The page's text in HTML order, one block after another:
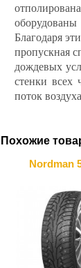
Благодаря
пропускная
дождевых
стенки всех
поток
Похожие
Nordman